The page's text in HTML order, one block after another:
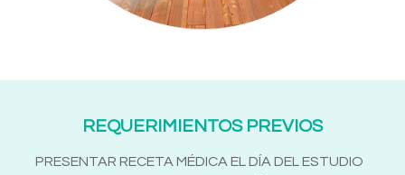
REQUERIMIENTOS PREVIOS
PRESENTAR RECETA MÉDICA EL DÍA DEL ESTUDIO